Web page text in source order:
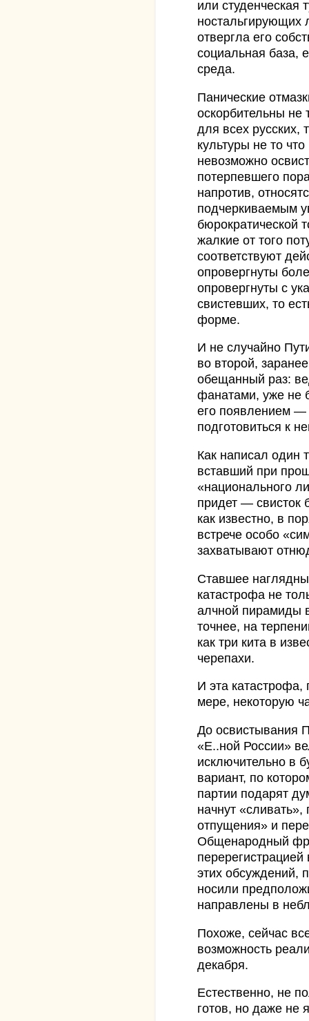
или студенческая
отвергла его
социальная база,
среда.
Панические
оскорбительны не
для всех русских,
культуры не то
невозможно
потерпевшего
напротив,
подчеркиваемым
бюрократической
жалкие от того
соответствуют
опровергнуты
опровергнуты с
свистевших, то
форме.
И не случайно
во второй,
обещанный раз:
фанатами, уже не
его появлением —
подготовиться к
Как написал один
вставший при
«национального
придет — свисток
как известно, в
встрече особо
захватывают
Ставшее
катастрофа не
алчной пирамиды
точнее, на
как три кита в
черепахи.
И эта катастрофа,
мере, некоторую
До освистывания
«Е..ной России»
исключительно в
вариант, по
партии подарят
начнут
отпущения» и
Общенародный
этих обсуждений,
носили
направлены в
Похоже, сейчас
возможность
декабря.
Естественно, не
готов, но даже не